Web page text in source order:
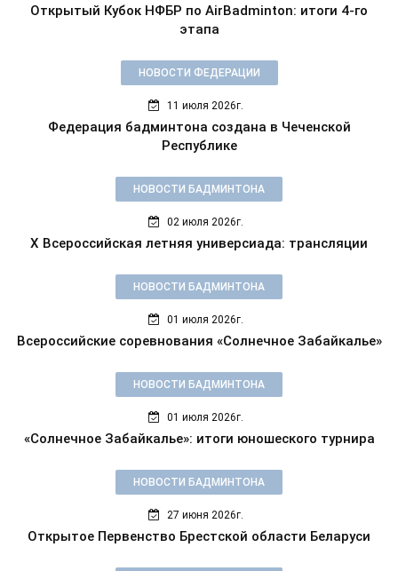
Открытый Кубок НФБР по AirBadminton: итоги 4-го
этапа
НОВОСТИ ФЕДЕРАЦИИ
11 июля 2026г.
Федерация бадминтона создана в Чеченской
Республике
НОВОСТИ БАДМИНТОНА
02 июля 2026г.
X Всероссийская летняя универсиада: трансляции
НОВОСТИ БАДМИНТОНА
01 июля 2026г.
Всероссийские соревнования «Солнечное Забайкалье»
НОВОСТИ БАДМИНТОНА
01 июля 2026г.
«Солнечное Забайкалье»: итоги юношеского турнира
НОВОСТИ БАДМИНТОНА
27 июня 2026г.
Открытое Первенство Брестской области Беларуси